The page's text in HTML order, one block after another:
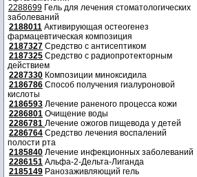
2288699 Гель для лечения стоматологических
заболеваний
2188011 Активирующая остеогенез
фармацевтическая композиция
2187327 Средство с антисептиком
2187325 Средство с радиопротекторным
действием
2287330 Композиции миноксидила
2186786 Способ получения гиалуроновой
кислоты
2186593 Лечение раненого процесса кожи
2286801 Очищение воды
2286781 Лечение ожогов пищевода у детей
2286764 Средство лечения воспалений
полости рта
2185840 Лечение инфекционных заболеваний
2286151 Альфа-2-Дельта-Лиганда
2185149 Ранозаживляющий гель